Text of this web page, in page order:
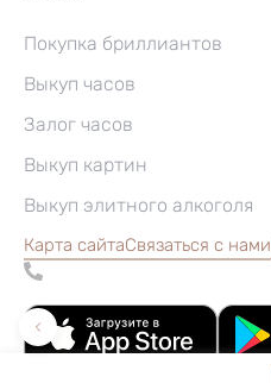
Покупка бриллиантов
Выкуп часов
Залог часов
Выкуп картин
Выкуп элитного алкоголя
Карта сайтаСвязаться с нами